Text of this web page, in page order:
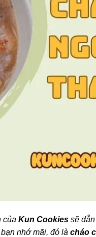
của Kun Cookies sẽ
nhớ mãi, đó là cháo